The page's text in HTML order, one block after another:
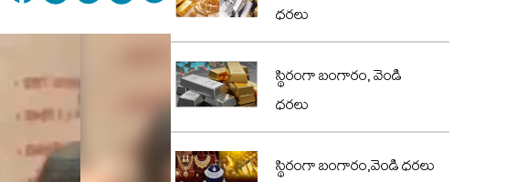
ధరలు
స్థిరంగా బంగారం, వెండి
ధరలు
స్థిరంగా బంగారం,వెండి ధరలు